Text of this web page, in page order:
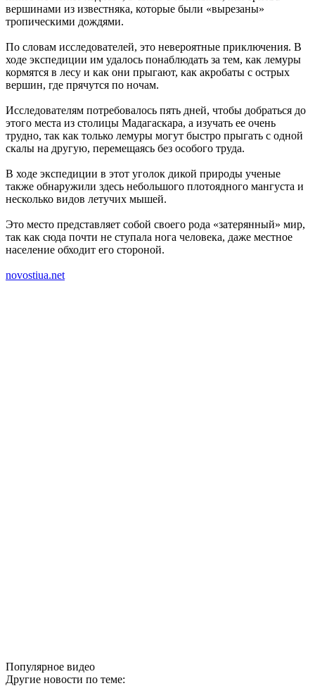
вершинами из известняка, которые были «вырезаны»
тропическими дождями.
По словам исследователей, это невероятные приключения. В
ходе экспедиции им удалось понаблюдать за тем, как лемуры
кормятся в лесу и как они прыгают, как акробаты с острых
вершин, где прячутся по ночам.
Исследователям потребовалось пять дней, чтобы добраться до
этого места из столицы Мадагаскара, а изучать ее очень
трудно, так как только лемуры могут быстро прыгать с одной
скалы на другую, перемещаясь без особого труда.
В ходе экспедиции в этот уголок дикой природы ученые
также обнаружили здесь небольшого плотоядного мангуста и
несколько видов летучих мышей.
Это место представляет собой своего рода «затерянный» мир,
так как сюда почти не ступала нога человека, даже местное
население обходит его стороной.
novostiua.net
Популярное видео
Другие новости по теме: